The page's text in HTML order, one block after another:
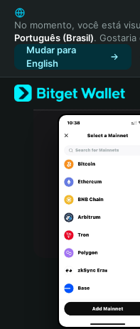
English
日本語
Tiếng Việt
Русский
Español (Latinoamérica)
Türkçe
Italiano
Português (Portugal)
Bahasa Indonesia
Português (Brasil)
Español (Argentina)
No momento, você está
Português (Brasil). Gostaria
Mudar para
English